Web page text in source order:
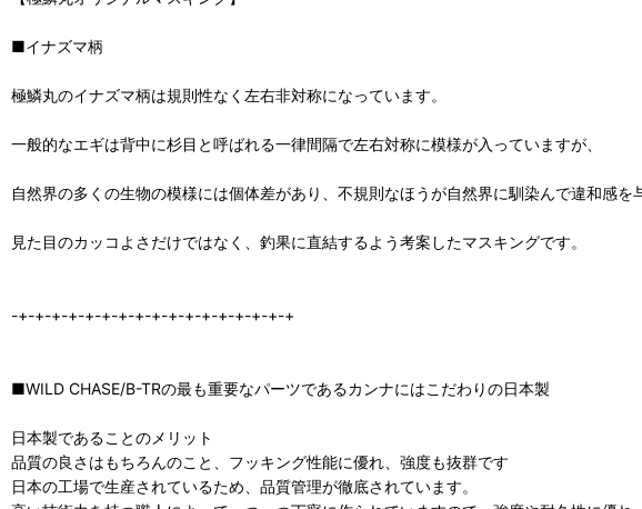
■イナズマ柄
極鱗丸のイナズマ柄は規則性なく左右非対称になっています。
一般的なエギは背中に杉目と呼ばれる一律間隔で左右対称に模様が入っていますが、
自然界の多くの生物の模様には個体差があり、不規則なほうが自然界に馴染んで違和感を
見た目のカッコよさだけではなく、釣果に直結するよう考案したマスキングです。
-+-+-+-+-+-+-+-+-+-+-+-+-+-+-+-+-+
■WILD CHASE/B-TRの最も重要なパーツであるカンナにはこだわりの日本製
日本製であることのメリット
品質の良さはもちろんのこと、フッキング性能に優れ、強度も抜群です
日本の工場で生産されているため、品質管理が徹底されています。